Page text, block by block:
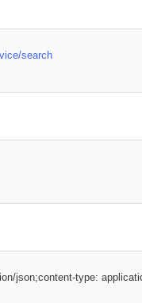
search
json;content-type: